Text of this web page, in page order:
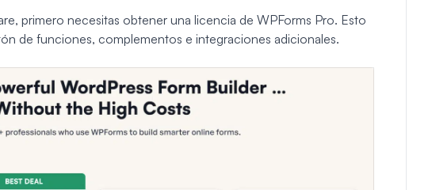
primero necesitas obtener una licencia de WPForms Pro. Esto
de funciones, complementos e integraciones adicionales.